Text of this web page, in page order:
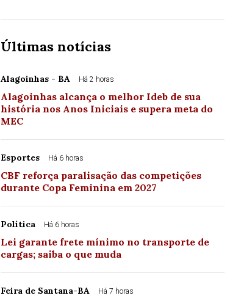
Últimas notícias
Alagoinhas - BA Há 2 horas
Alagoinhas alcança o melhor Ideb de sua
história nos Anos Iniciais e supera meta do
MEC
Esportes Há 6 horas
CBF reforça paralisação das competições
durante Copa Feminina em 2027
Política Há 6 horas
Lei garante frete mínimo no transporte de
cargas; saiba o que muda
Feira de Santana-BA Há 7 horas